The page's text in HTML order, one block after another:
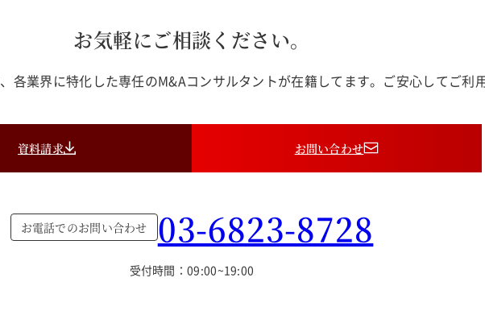
お気軽にご相談ください。
各業界に特化した専任のM&Aコンサルタントが在籍してます。ご安心してご利
資料請求 お問い合わせ
お電話でのお問い合わせ 03-6823-8728
受付時間：09:00~19:00